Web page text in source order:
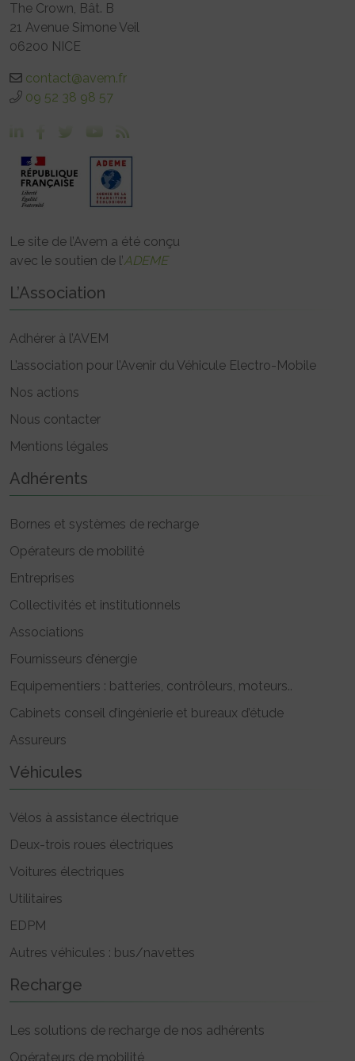
The Crown, Bât. B
21 Avenue Simone Veil
06200 NICE
contact@avem.fr
09 52 38 98 57
Le site de l’Avem a été conçu
avec le soutien de l’ADEME
L’Association
Adhérer à l’AVEM
L’association pour l’Avenir du Véhicule Electro-Mobile
Nos actions
Nous contacter
Mentions légales
Adhérents
Bornes et systèmes de recharge
Opérateurs de mobilité
Entreprises
Collectivités et institutionnels
Associations
Fournisseurs d’énergie
Equipementiers : batteries, contrôleurs, moteurs..
Cabinets conseil d’ingénierie et bureaux d’étude
Assureurs
Véhicules
Vélos à assistance électrique
Deux-trois roues électriques
Voitures électriques
Utilitaires
EDPM
Autres véhicules : bus/navettes
Recharge
Les solutions de recharge de nos adhérents
Opérateurs de mobilité